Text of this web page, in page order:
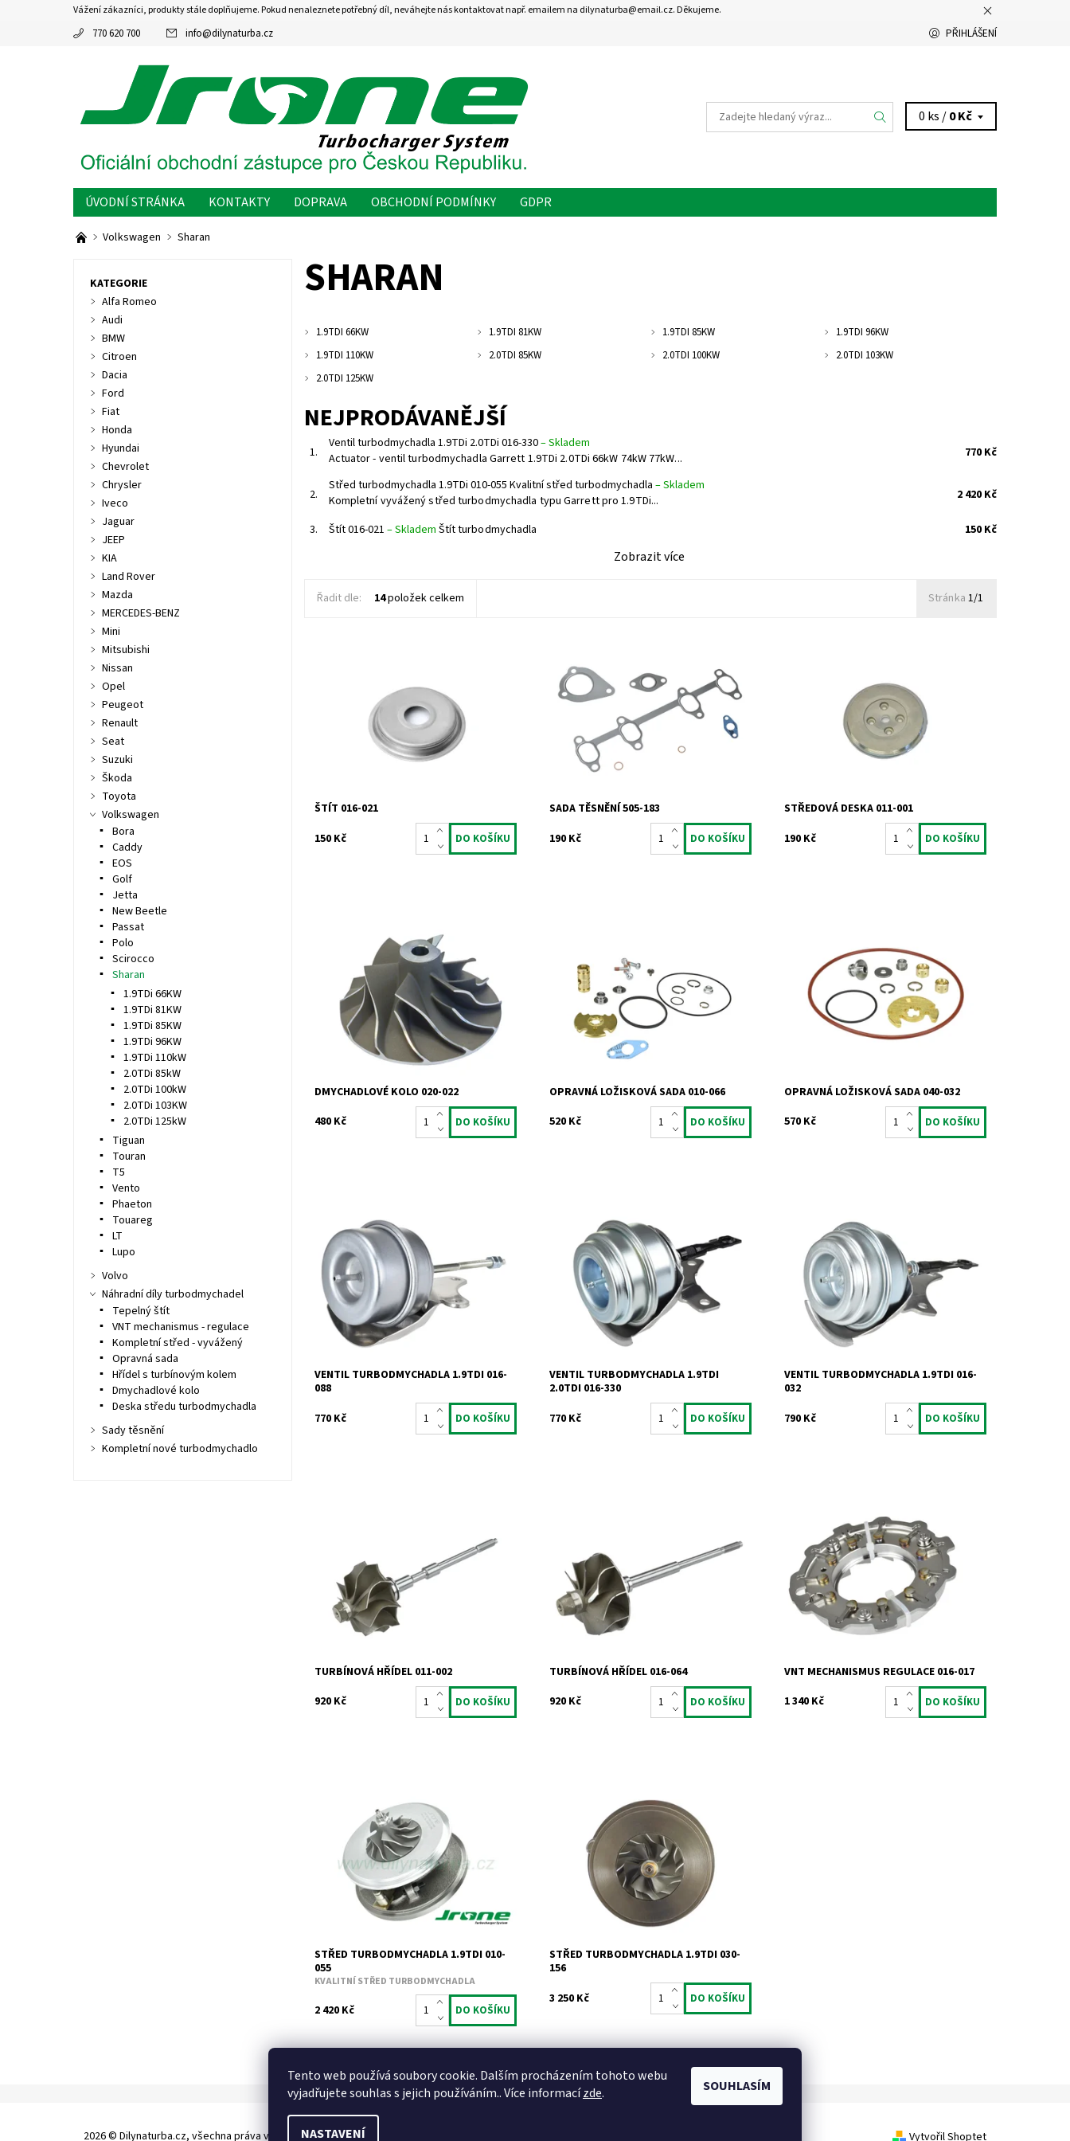
Vážení zákazníci, produkty stále doplňujeme. Pokud nenaleznete potřebný díl, neváhejte nás kontaktovat např. emailem na dilynaturba@email.cz. Děkujeme.
770 620 700 info@dilynaturba.cz PŘIHLÁŠENÍ
0 ks /0 Kč
ÚVODNÍ STRÁNKA KONTAKTY DOPRAVA OBCHODNÍ PODMÍNKY GDPR
Volkswagen Sharan
SHARAN
1.9TDI 66KW 1.9TDI 81KW 1.9TDI 85KW
1.9TDI 96KW
1.9TDI 110KW
2.0TDI 85KW 2.0TDI 100KW
2.0TDI 103KW
2.0TDI 125KW
NEJPRODÁVANĚJŠÍ
1.
Ventil turbodmychadla 1.9TDi 2.0TDi 016-330–Skladem
Actuator - ventil turbodmychadla Garrett 1.9TDi 2.0TDi 66kW 74kW 77kW...
770 Kč
2.
Střed turbodmychadla 1.9TDi 010-055 Kvalitní střed turbodmychadla –Skladem
Kompletní vyvážený střed turbodmychadla typu Garrett pro 1.9TDi...
2 420 Kč
3. Štít 016-021 –Skladem Štít turbodmychadla 150 Kč
Zobrazit více
Řadit dle: 14položek celkem Stránka 1/1
Skladem
Jrone
2 roky
ŠTÍT 016-021
150 Kč
Sada těsnění
Dostupnost:
Skladem
Kód:
Jrone
2 roky
SADA TĚSNĚNÍ 505-183
190 Kč
turbodmychadla Garrett
Skladem
1020
Jrone
2 roky
STŘEDOVÁ DESKA 011-001
190 Kč
Dmychadlové kolo Garrett
Dostupnost:
Skladem
1011
Značka:
Jrone
Záruka:
2 roky
DMYCHADLOVÉ KOLO 020-022
480 Kč
turbodmychadla typu Garrett od výrobce
Jrone.
Dostupnost:
Skladem
741
Značka:
Jrone
Záruka:
2 roky
OPRAVNÁ LOŽISKOVÁ SADA 010-066
520 Kč
Opravná ložisková sada pro
turbodmychadla typu KKK od výrobce
Jrone.
Dostupnost:
Skladem
748
Jrone
2 roky
OPRAVNÁ LOŽISKOVÁ SADA 040-032
570 Kč
Actuator - ventil turbodmychadla KKK pro
motory 1.9TDi.
Dostupnost:
Skladem
Kód:
795
Značka:
Jrone
Záruka:
2 roky
VENTIL TURBODMYCHADLA 1.9TDI 016-
088
770 Kč
Actuator - ventil turbodmychadla Garrett
1.9TDi 2.0TDi 66kW 74kW 77kW 81kW 85kW
96kW 100kW 103kW 110kW.
Dostupnost:
Skladem
819
Značka:
Jrone
2 roky
VENTIL TURBODMYCHADLA 1.9TDI
2.0TDI 016-330
770 Kč
Actuator - ventil turbodmychadla pro
motory 1.9TDi a 2.2dCi.
Dostupnost:
Skladem
Kód:
789
Značka:
Jrone
Záruka:
2 roky
VENTIL TURBODMYCHADLA 1.9TDI 016-
032
790 Kč
turbodmychadla Garrett 1.9TDi 66kW
74kW 81kW 85kW 96kW 2.0TDi 100kW
103kW.
Dostupnost:
Skladem
Kód:
831
Značka:
Jrone
2 roky
TURBÍNOVÁ HŘÍDEL 011-002
920 Kč
turbodmychadla KKK 1.9TDi 66kW 74kW
77kW 81kW 85kW.
Dostupnost:
Skladem
Kód:
825
Značka:
Jrone
Záruka:
2 roky
TURBÍNOVÁ HŘÍDEL 016-064
920 Kč
VNT mechanismus regulace pro motory
1.9 2.0TDi 1.9dCi 1.9JTD.
Dostupnost:
Skladem
Kód:
Značka:
Záruka:
2 roky
VNT MECHANISMUS REGULACE 016-017
1 340 Kč
Kompletní vyvážený střed
turbodmychadla typu Garrett pro 1.9TDi
66kW 74kW 81kW 85kW ALH ATD AUY AHF
ASV AJM.
Dostupnost:
Skladem
678
Jrone
2 roky
STŘED TURBODMYCHADLA 1.9TDI 010-
055
KVALITNÍ STŘED TURBODMYCHADLA
2 420 Kč
Kompletní vyvážený střed
turbodmychadla typu KKK pro 1.9.TDI. Pro
kódy motorů - BTB , ASZ , BLT .
Dostupnost:
Skladem
903
Jrone
2 roky
STŘED TURBODMYCHADLA 1.9TDI 030-
156
3 250 Kč
KATEGORIE
Alfa Romeo
Audi
BMW
Citroen
Dacia
Ford
Fiat
Honda
Hyundai
Chevrolet
Chrysler
Iveco
Jaguar
JEEP
KIA
Land Rover
Mazda
MERCEDES-BENZ
Mini
Mitsubishi
Nissan
Opel
Peugeot
Renault
Seat
Suzuki
Škoda
Toyota
Volkswagen
Bora
Caddy
EOS
Golf
Jetta
New Beetle
Passat
Polo
Scirocco
Sharan
1.9TDi 66KW
1.9TDi 81KW
1.9TDi 85KW
1.9TDi 96KW
1.9TDi 110kW
2.0TDi 85kW
2.0TDi 100kW
2.0TDi 103KW
2.0TDi 125kW
Tiguan
Touran
T5
Vento
Phaeton
Touareg
LT
Lupo
Volvo
Náhradní díly turbodmychadel
Tepelný štít
VNT mechanismus - regulace
Kompletní střed - vyvážený
Opravná sada
Hřídel s turbínovým kolem
Dmychadlové kolo
Deska středu turbodmychadla
Sady těsnění
Kompletní nové turbodmychadlo
2026 © Dilynaturba.cz, všechna práva vyhrazenaUpravit nastavení cookies Vytvořil Shoptet
Tento web používá soubory cookie. Dalším procházením tohoto webu
vyjadřujete souhlas s jejich používáním.. Více informacízde.
NASTAVENÍ
SOUHLASÍM